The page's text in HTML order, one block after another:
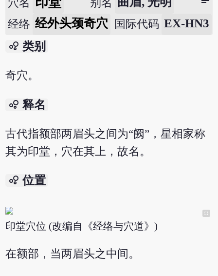
穴名 别名
经络 经外头颈奇穴 国际代码 EX-HN3
bubble_chart 类别
奇穴。
bubble_chart 释名
古代指额部两眉头之间为“阙”，星相家称
其为印堂，穴在其上，故名。
bubble_chart 位置
印堂穴位 (改编自《经络与穴道》)
在额部，当两眉头之中间。